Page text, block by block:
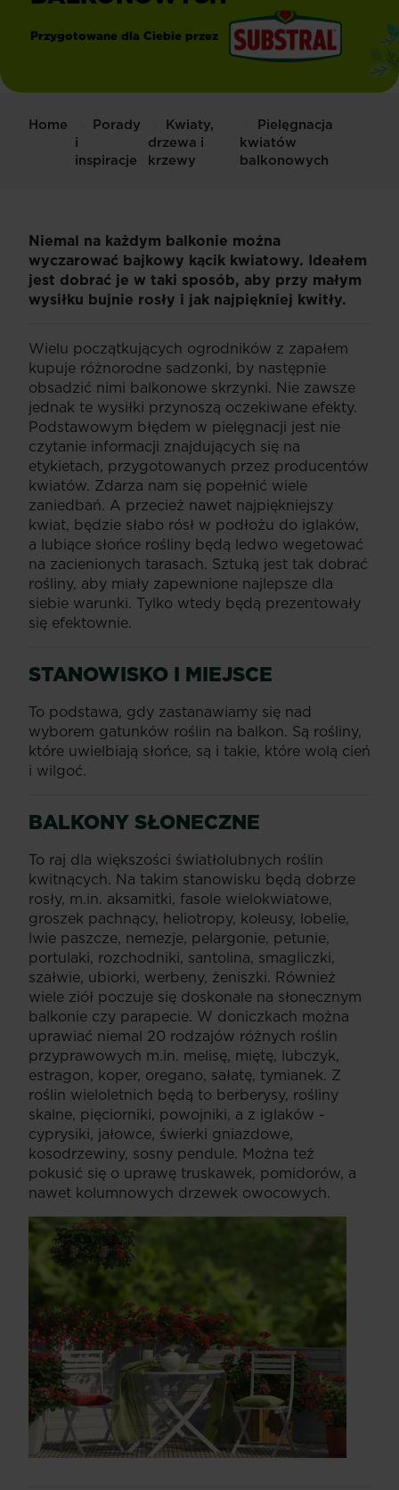
Przygotowane dla Ciebie przez
Home
Porady
i
inspiracje
Kwiaty,
drzewa i
krzewy
Pielęgnacja
kwiatów
balkonowych
Niemal na każdym balkonie można
wyczarować bajkowy kącik kwiatowy. Ideałem
jest dobrać je w taki sposób, aby przy małym
wysiłku bujnie rosły i jak najpiękniej kwitły.
Wielu początkujących ogrodników z zapałem
kupuje różnorodne sadzonki, by następnie
obsadzić nimi balkonowe skrzynki. Nie zawsze
jednak te wysiłki przynoszą oczekiwane efekty.
Podstawowym błędem w pielęgnacji jest nie
czytanie informacji znajdujących się na
etykietach, przygotowanych przez producentów
kwiatów. Zdarza nam się popełnić wiele
zaniedbań. A przecież nawet najpiękniejszy
kwiat, będzie słabo rósł w podłożu do iglaków,
a lubiące słońce rośliny będą ledwo wegetować
na zacienionych tarasach. Sztuką jest tak dobrać
rośliny, aby miały zapewnione najlepsze dla
siebie warunki. Tylko wtedy będą prezentowały
się efektownie.
STANOWISKO I MIEJSCE
To podstawa, gdy zastanawiamy się nad
wyborem gatunków roślin na balkon. Są rośliny,
które uwielbiają słońce, są i takie, które wolą cień
i wilgoć.
BALKONY SŁONECZNE
To raj dla większości światłolubnych roślin
kwitnących. Na takim stanowisku będą dobrze
rosły, m.in. aksamitki, fasole wielokwiatowe,
groszek pachnący, heliotropy, koleusy, lobelie,
lwie paszcze, nemezje, pelargonie, petunie,
portulaki, rozchodniki, santolina, smagliczki,
szałwie, ubiorki, werbeny, żeniszki. Również
wiele ziół poczuje się doskonale na słonecznym
balkonie czy parapecie. W doniczkach można
uprawiać niemal 20 rodzajów różnych roślin
przyprawowych m.in. melisę, miętę, lubczyk,
estragon, koper, oregano, sałatę, tymianek. Z
roślin wieloletnich będą to berberysy, rośliny
skalne, pięciorniki, powojniki, a z iglaków -
cyprysiki, jałowce, świerki gniazdowe,
kosodrzewiny, sosny pendule. Można też
pokusić się o uprawę truskawek, pomidorów, a
nawet kolumnowych drzewek owocowych.